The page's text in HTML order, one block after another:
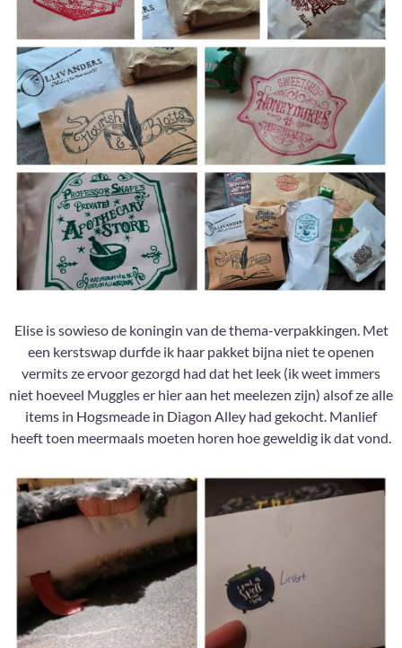
Elise is sowieso de koningin van de thema-verpakkingen. Met
een kerstswap durfde ik haar pakket bijna niet te openen
vermits ze ervoor gezorgd had dat het leek (ik weet immers
niet hoeveel Muggles er hier aan het meelezen zijn) alsof ze alle
items in Hogsmeade in Diagon Alley had gekocht. Manlief
heeft toen meermaals moeten horen hoe geweldig ik dat vond.